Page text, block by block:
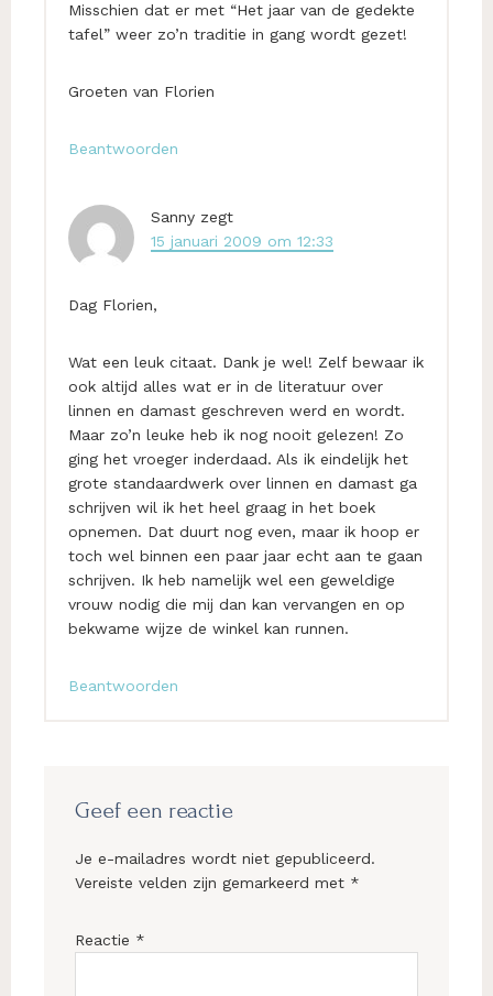
Misschien dat er met “Het jaar van de gedekte
tafel” weer zo’n traditie in gang wordt gezet!
Groeten van Florien
Beantwoorden
Sanny zegt
15 januari 2009 om 12:33
Dag Florien,
Wat een leuk citaat. Dank je wel! Zelf bewaar ik
ook altijd alles wat er in de literatuur over
linnen en damast geschreven werd en wordt.
Maar zo’n leuke heb ik nog nooit gelezen! Zo
ging het vroeger inderdaad. Als ik eindelijk het
grote standaardwerk over linnen en damast ga
schrijven wil ik het heel graag in het boek
opnemen. Dat duurt nog even, maar ik hoop er
toch wel binnen een paar jaar echt aan te gaan
schrijven. Ik heb namelijk wel een geweldige
vrouw nodig die mij dan kan vervangen en op
bekwame wijze de winkel kan runnen.
Beantwoorden
Geef een reactie
Je e-mailadres wordt niet gepubliceerd.
Vereiste velden zijn gemarkeerd met *
Reactie *